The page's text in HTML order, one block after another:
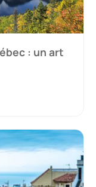
: un art